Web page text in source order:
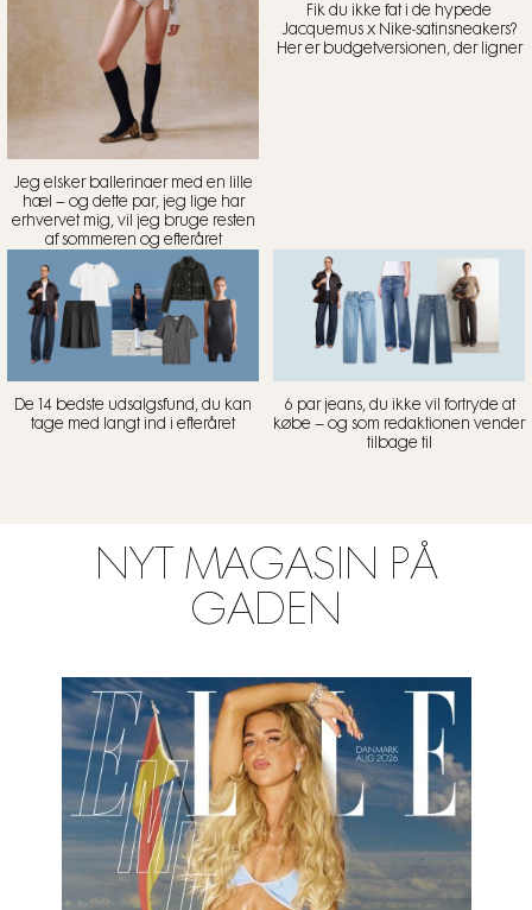
Jeg elsker ballerinaer med en lille
hæl – og dette par, jeg lige har
erhvervet mig, vil jeg bruge resten
af sommeren og efteråret
Fik du ikke fat i de hypede
Jacquemus x Nike-satinsneakers?
Her er budgetversionen, der ligner
De 14 bedste udsalgsfund, du kan
tage med langt ind i efteråret
6 par jeans, du ikke vil fortryde at
købe – og som redaktionen vender
tilbage til
NYT MAGASIN PÅ
GADEN